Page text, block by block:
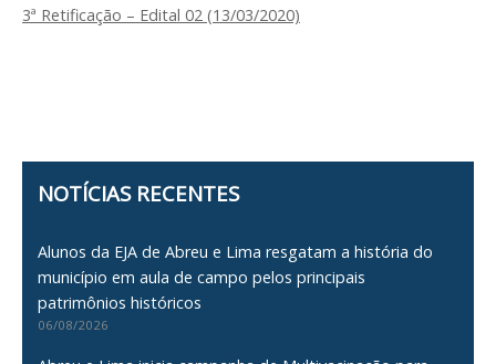
3ª Retificação – Edital 02 (13/03/2020)
NOTÍCIAS RECENTES
Alunos da EJA de Abreu e Lima resgatam a história do
município em aula de campo pelos principais
patrimônios históricos
06/08/2026